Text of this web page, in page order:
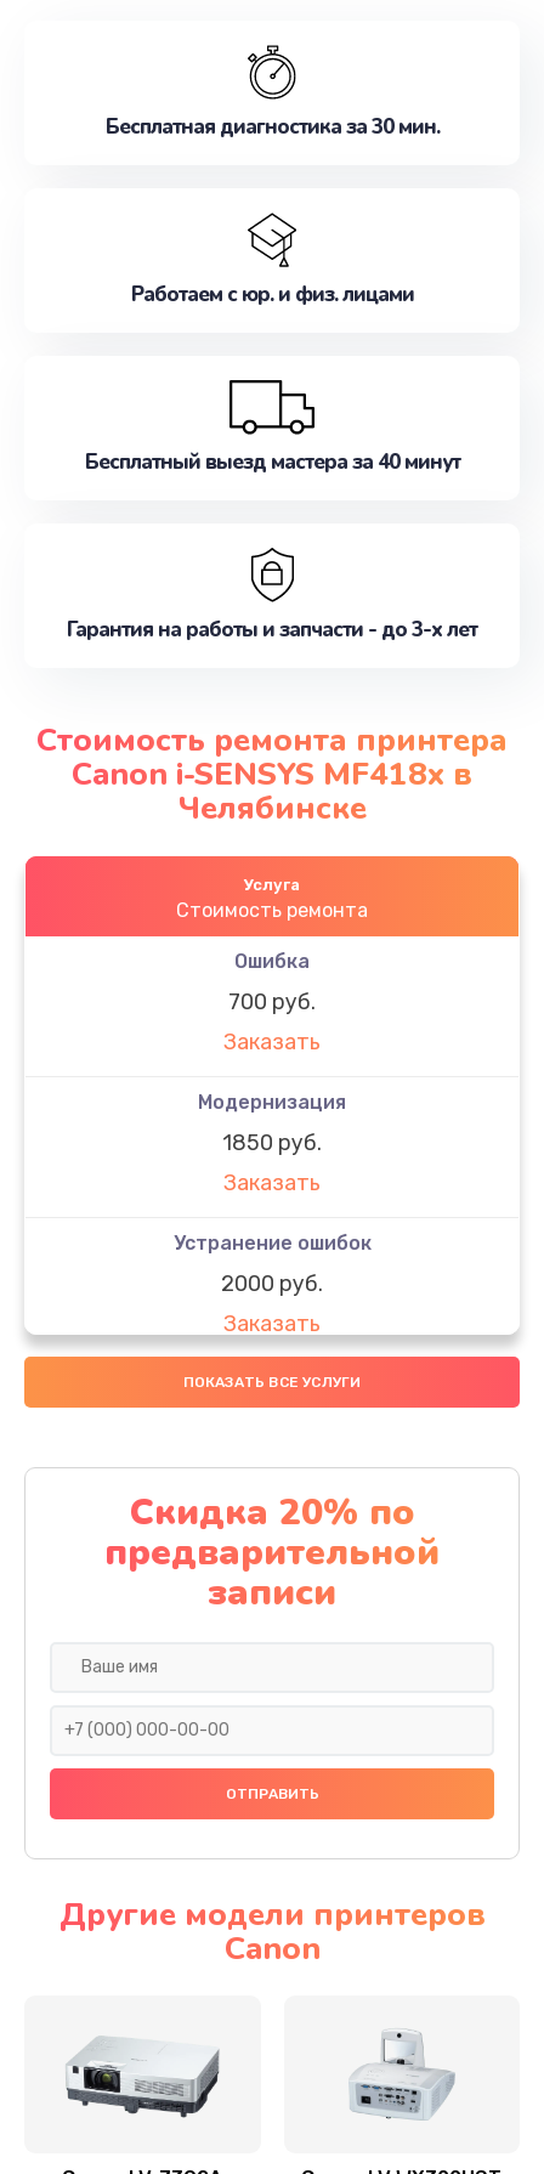
наилучшим образом. Не медлите записаться на
Бесплатная диагностика за 30 мин.
Работаем с юр. и физ. лицами
Бесплатный выезд мастера за 40 минут
Гарантия на работы и запчасти - до 3-х лет
Стоимость ремонта принтера
Canon i-SENSYS MF418x в
Челябинске
Услуга
Стоимость ремонта
Ошибка
700 руб.
Заказать
Модернизация
1850 руб.
Заказать
Устранение ошибок
2000 руб.
Заказать
Ремонт после залития
Заказать
Ремонт электроплаты
1320 руб.
Заказать
Замена датчика
Замена дисплея
Замена кнопки
ПОКАЗАТЬ ВСЕ УСЛУГИ
Скидка 20% по
предварительной
записи
Другие модели принтеров
Canon